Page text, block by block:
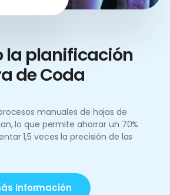
la planificación
de Coda
manuales de hojas de
lo que permite ahorrar un 70%
1,5 veces la precisión de las
información